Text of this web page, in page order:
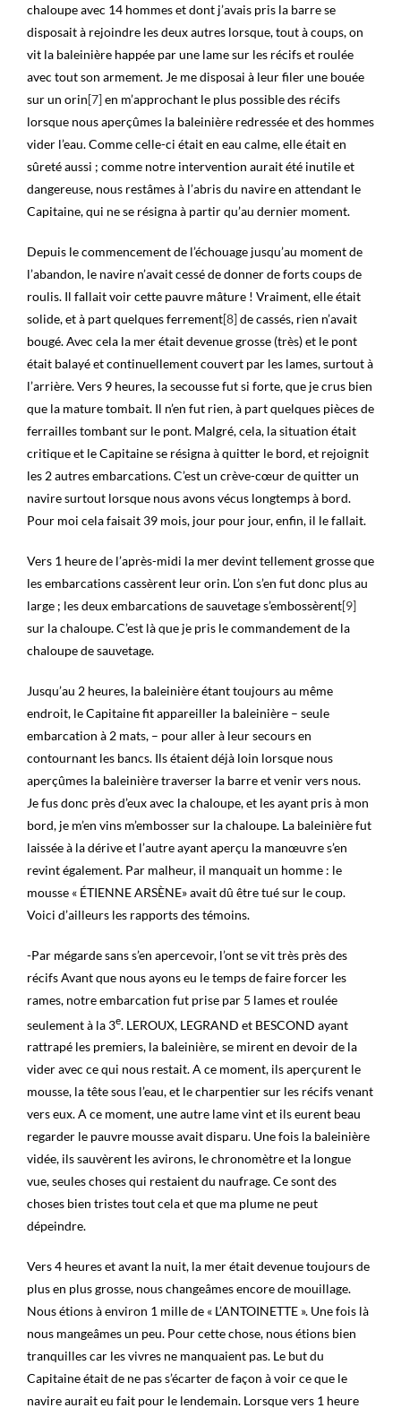
chaloupe avec 14 hommes et dont j’avais pris la barre se
disposait à rejoindre les deux autres lorsque, tout à coups, on
vit la baleinière happée par une lame sur les récifs et roulée
avec tout son armement. Je me disposai à leur filer une bouée
sur un orin[7]en m’approchant le plus possible des récifs
lorsque nous aperçûmes la baleinière redressée et des hommes
vider l’eau. Comme celle-ci était en eau calme, elle était en
sûreté aussi ; comme notre intervention aurait été inutile et
dangereuse, nous restâmes à l’abris du navire en attendant le
Capitaine, qui ne se résigna à partir qu’au dernier moment.
Depuis le commencement de l’échouage jusqu’au moment de
l’abandon, le navire n’avait cessé de donner de forts coups de
roulis. Il fallait voir cette pauvre mâture ! Vraiment, elle était
solide, et à part quelques ferrement[8]de cassés, rien n’avait
bougé. Avec cela la mer était devenue grosse (très) et le pont
était balayé et continuellement couvert par les lames, surtout à
l’arrière. Vers 9 heures, la secousse fut si forte, que je crus bien
que la mature tombait. Il n’en fut rien, à part quelques pièces de
ferrailles tombant sur le pont. Malgré, cela, la situation était
critique et le Capitaine se résigna à quitter le bord, et rejoignit
les 2 autres embarcations. C’est un crève-cœur de quitter un
navire surtout lorsque nous avons vécus longtemps à bord.
Pour moi cela faisait 39 mois, jour pour jour, enfin, il le fallait.
Vers 1 heure de l’après-midi la mer devint tellement grosse que
les embarcations cassèrent leur orin. L’on s’en fut donc plus au
large ; les deux embarcations de sauvetage s’embossèrent[9]
sur la chaloupe. C’est là que je pris le commandement de la
chaloupe de sauvetage.
Jusqu’au 2 heures, la baleinière étant toujours au même
endroit, le Capitaine fit appareiller la baleinière – seule
embarcation à 2 mats, – pour aller à leur secours en
contournant les bancs. Ils étaient déjà loin lorsque nous
aperçûmes la baleinière traverser la barre et venir vers nous.
Je fus donc près d’eux avec la chaloupe, et les ayant pris à mon
bord, je m’en vins m’embosser sur la chaloupe. La baleinière fut
laissée à la dérive et l’autre ayant aperçu la manœuvre s’en
revint également. Par malheur, il manquait un homme : le
mousse « ÉTIENNE ARSÈNE» avait dû être tué sur le coup.
Voici d’ailleurs les rapports des témoins.
-Par mégarde sans s’en apercevoir, l’ont se vit très près des
récifs Avant que nous ayons eu le temps de faire forcer les
rames, notre embarcation fut prise par 5 lames et roulée
seulement à la 3e. LEROUX, LEGRAND et BESCOND ayant
rattrapé les premiers, la baleinière, se mirent en devoir de la
vider avec ce qui nous restait. A ce moment, ils aperçurent le
mousse, la tête sous l’eau, et le charpentier sur les récifs venant
vers eux. A ce moment, une autre lame vint et ils eurent beau
regarder le pauvre mousse avait disparu. Une fois la baleinière
vidée, ils sauvèrent les avirons, le chronomètre et la longue
vue, seules choses qui restaient du naufrage. Ce sont des
choses bien tristes tout cela et que ma plume ne peut
dépeindre.
Vers 4 heures et avant la nuit, la mer était devenue toujours de
plus en plus grosse, nous changeâmes encore de mouillage.
Nous étions à environ 1 mille de « L’ANTOINETTE ». Une fois là
nous mangeâmes un peu. Pour cette chose, nous étions bien
tranquilles car les vivres ne manquaient pas. Le but du
Capitaine était de ne pas s’écarter de façon à voir ce que le
navire aurait eu fait pour le lendemain. Lorsque vers 1 heure